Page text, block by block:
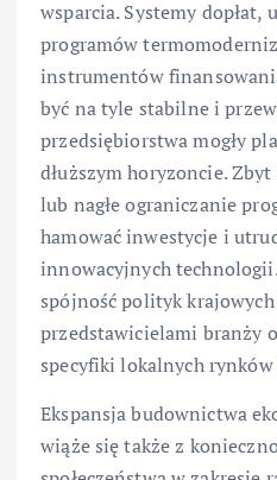
wsparcia. Systemy dopłat,
programów
instrumentów
być na tyle stabilne i
przedsiębiorstwa mogły
dłuższym horyzoncie.
lub nagłe ograniczanie
hamować inwestycje i
innowacyjnych
spójność polityk
przedstawicielami branży
specyfiki lokalnych
Ekspansja budownictwa
wiąże się także z